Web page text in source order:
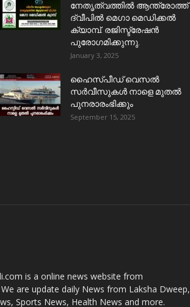
നേതൃത്വത്തിൽ ആന്ത്രോത്ത്
ദ്വീപിൽ മെഗാ മെഡിക്കൽ
ക്യാമ്പ്. രജിസ്ട്രേഷൻ
പുരോഗമിക്കുന്നു.
January 3, 2025
ഹൈസ്പീഡ് വെസൽ
സർവീസുകൾ നാളെ മുതൽ
പുനരാരംഭിക്കും
September 15, 2025
is a online news website from
are update daily News from Laksha Dweep,
Sports News, Health News and more.